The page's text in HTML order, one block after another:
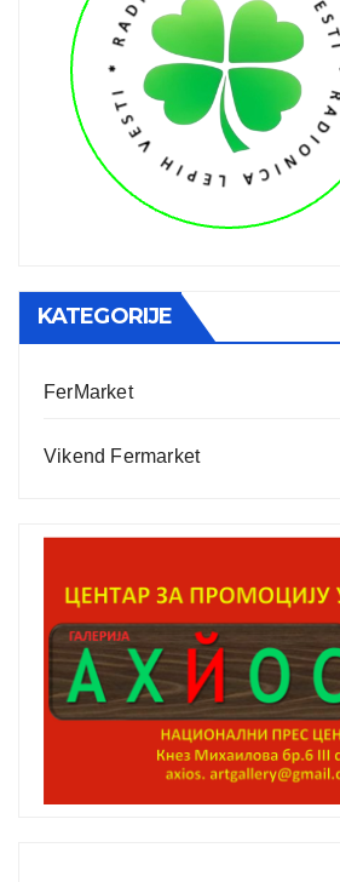
KATEGORIJE
FerMarket
Vikend Fermarket